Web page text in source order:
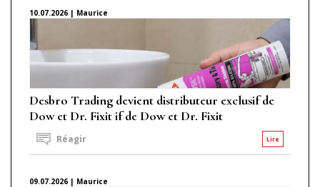
10.07.2026 | Maurice
Desbro Trading devient distributeur exclusif de
Dow et Dr. Fixit if de Dow et Dr. Fixit
Lire
Réagir
09.07.2026 | Maurice